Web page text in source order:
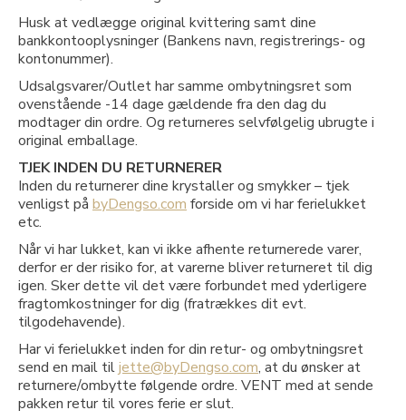
Husk at vedlægge original kvittering samt dine
bankkontooplysninger (Bankens navn, registrerings- og
kontonummer).
Udsalgsvarer/Outlet har samme ombytningsret som
ovenstående -14 dage gældende fra den dag du
modtager din ordre. Og returneres selvfølgelig ubrugte i
original emballage.
TJEK INDEN DU RETURNERER
Inden du returnerer dine krystaller og smykker – tjek
venligst på byDengso.com forside om vi har ferielukket
etc.
Når vi har lukket, kan vi ikke afhente returnerede varer,
derfor er der risiko for, at varerne bliver returneret til dig
igen. Sker dette vil det være forbundet med yderligere
fragtomkostninger for dig (fratrækkes dit evt.
tilgodehavende).
Har vi ferielukket inden for din retur- og ombytningsret
send en mail tiljette@byDengso.com, at du ønsker at
returnere/ombytte følgende ordre. VENT med at sende
pakken retur til vores ferie er slut.